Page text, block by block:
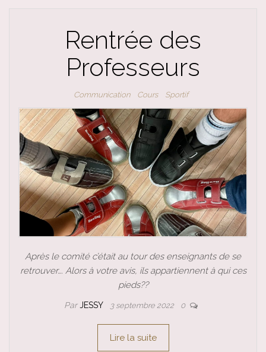
Rentrée des
Professeurs
Communication Cours Sportif
Après le comité c’était au tour des enseignants de se
retrouver…. Alors à votre avis, ils appartiennent à qui ces
pieds??
ParJESSY 3 septembre 2022 0
Lire la suite